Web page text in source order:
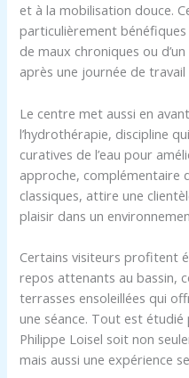
et à la mobilisation douce.
particulièrement
de maux chroniques ou
après une journée de travail
Le centre met aussi en
l’hydrothérapie, discipline
curatives de l’eau pour
approche, complémentaire
classiques, attire une
plaisir dans un
Certains visiteurs profitent
repos attenants au bassin,
terrasses ensoleillées qui
une séance. Tout est
Philippe Loisel soit non
mais aussi une expérience